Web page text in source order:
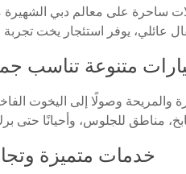
ساحرة على معالم دبي الشهيرة
متنوعة تناسب
وصولًا إلى اليخوت
خدمات متميزة